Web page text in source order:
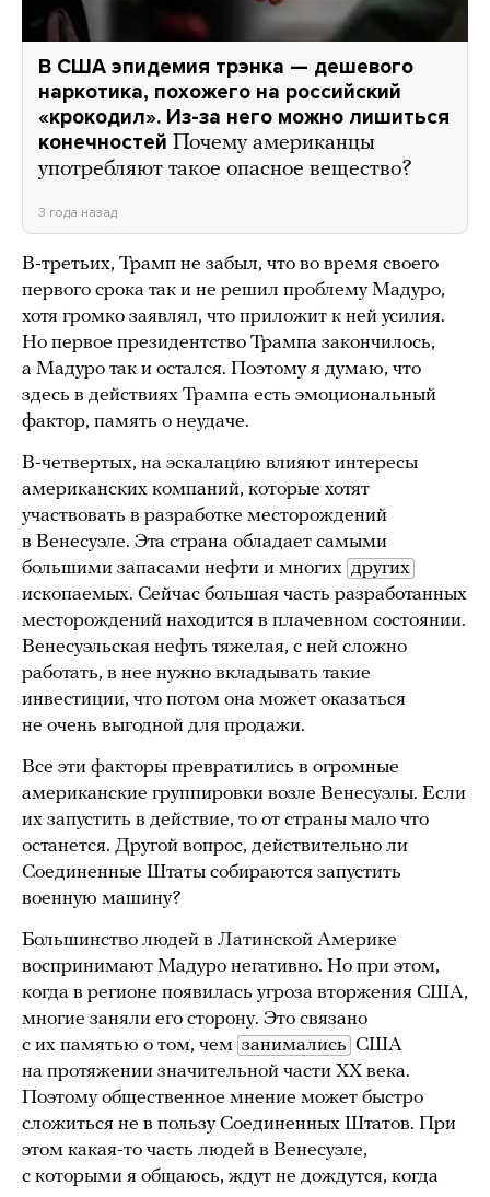
В США эпидемия трэнка — дешевого
наркотика, похожего на российский
«крокодил». Из-за него можно лишиться
конечностей Почему американцы
употребляют такое опасное вещество?
3 года назад
В-третьих, Трамп не забыл, что во время своего
первого срока так и не решил проблему Мадуро,
хотя громко заявлял, что приложит к ней усилия.
Но первое президентство Трампа закончилось,
а Мадуро так и остался. Поэтому я думаю, что
здесь в действиях Трампа есть эмоциональный
фактор, память о неудаче.
В-четвертых, на эскалацию влияют интересы
американских компаний, которые хотят
участвовать в разработке месторождений
в Венесуэле. Эта страна обладает самыми
большими запасами нефти и многих других
ископаемых. Сейчас большая часть разработанных
месторождений находится в плачевном состоянии.
Венесуэльская нефть тяжелая, с ней сложно
работать, в нее нужно вкладывать такие
инвестиции, что потом она может оказаться
не очень выгодной для продажи.
Все эти факторы превратились в огромные
американские группировки возле Венесуэлы. Если
их запустить в действие, то от страны мало что
останется. Другой вопрос, действительно ли
Соединенные Штаты собираются запустить
военную машину?
Большинство людей в Латинской Америке
воспринимают Мадуро негативно. Но при этом,
когда в регионе появилась угроза вторжения США,
многие заняли его сторону. Это связано
с их памятью о том, чем занимались США
на протяжении значительной части XX века.
Поэтому общественное мнение может быстро
сложиться не в пользу Соединенных Штатов. При
этом какая-то часть людей в Венесуэле,
с которыми я общаюсь, ждут не дождутся, когда